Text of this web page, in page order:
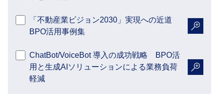
「不動産業ビジョン2030」実現への近道
BPO活用事例集
詳細
ChatBot/VoiceBot 導入の成功戦略 BPO活
用と生成AIソリューションによる業務負荷
軽減
詳細